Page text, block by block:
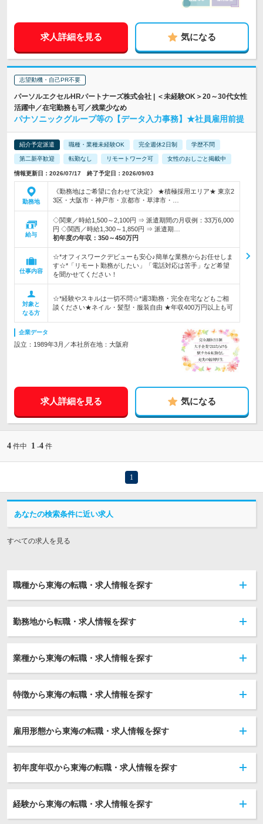
求人詳細を見る 気になる
志望動機・自己PR不要
パーソルエクセルHRパートナーズ株式会社 | ＜未経験OK＞20～30代女性
活躍中／在宅勤務も可／残業少なめ
パナソニックグループ等の【データ入力事務】★社員雇用前提
紹介予定派遣 職種・業種未経験OK 完全週休2日制 学歴不問
第二新卒歓迎 転勤なし リモートワーク可 女性のおしごと掲載中
情報更新日：2026/07/17 終了予定日：2026/09/03
勤務地
《勤務地はご希望に合わせて決定》 ★積極採用エリア★ 東京2
3区・大阪市・神戸市・京都市・草津市・…
給与
◇関東／時給1,500～2,100円 ⇒ 派遣期間の月収例：33万6,000
円 ◇関西／時給1,300～1,850円 ⇒ 派遣期…
初年度の年収： 350～450万円
仕事内容
☆*オフィスワークデビューも安心♪簡単な業務からお任せしま
す☆*「リモート勤務がしたい」「電話対応は苦手」など希望
を聞かせてください！
対象と
なる方
☆*経験やスキルは一切不問☆*週3勤務・完全在宅などもご相
談ください★ネイル・髪型・服装自由 ★年収400万円以上も可
企業データ
設立：1989年3月／本社所在地：大阪府
求人詳細を見る 気になる
4 件中 1 -4 件
1
あなたの検索条件に近い求人
すべての求人を見る
職種から東海の転職・求人情報を探す
勤務地から転職・求人情報を探す
業種から東海の転職・求人情報を探す
特徴から東海の転職・求人情報を探す
雇用形態から東海の転職・求人情報を探す
初年度年収から東海の転職・求人情報を探す
経験から東海の転職・求人情報を探す